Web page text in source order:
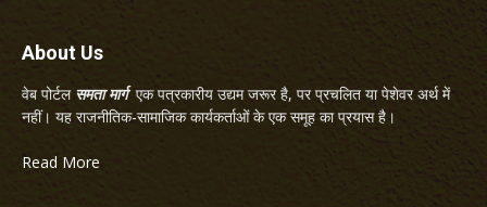
About Us
वेब पोर्टल समता मार्गएक पत्रकारीय उद्यम जरूर है, पर प्रचलित या पेशेवर अर्थ में
नहीं। यह राजनीतिक-सामाजिक कार्यकर्ताओं के एक समूह का प्रयास है।
Read More